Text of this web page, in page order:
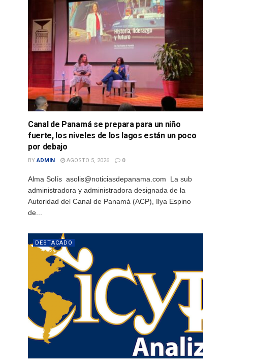
Canal de Panamá se prepara para un niño
fuerte, los niveles de los lagos están un poco
por debajo
BY ADMIN AGOSTO 5, 2026 0
Alma Solís asolis@noticiasdepanama.com La sub
administradora y administradora designada de la
Autoridad del Canal de Panamá (ACP), Ilya Espino
de...
DESTACADO